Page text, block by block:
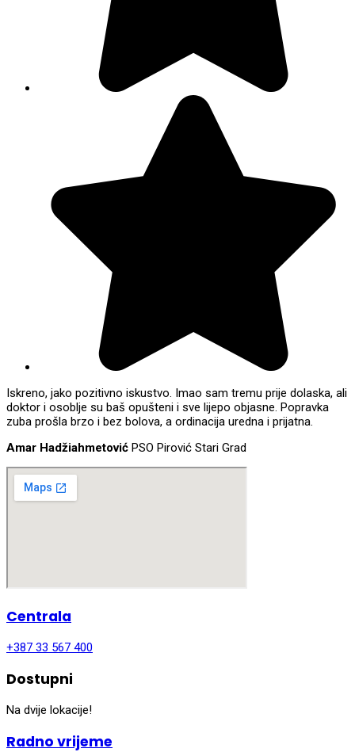
Iskreno, jako pozitivno iskustvo. Imao sam tremu prije dolaska, ali
doktor i osoblje su baš opušteni i sve lijepo objasne. Popravka
zuba prošla brzo i bez bolova, a ordinacija uredna i prijatna.
Amar Hadžiahmetović PSO Pirović Stari Grad
Centrala
+387 33 567 400
Dostupni
Na dvije lokacije!
Radno vrijeme